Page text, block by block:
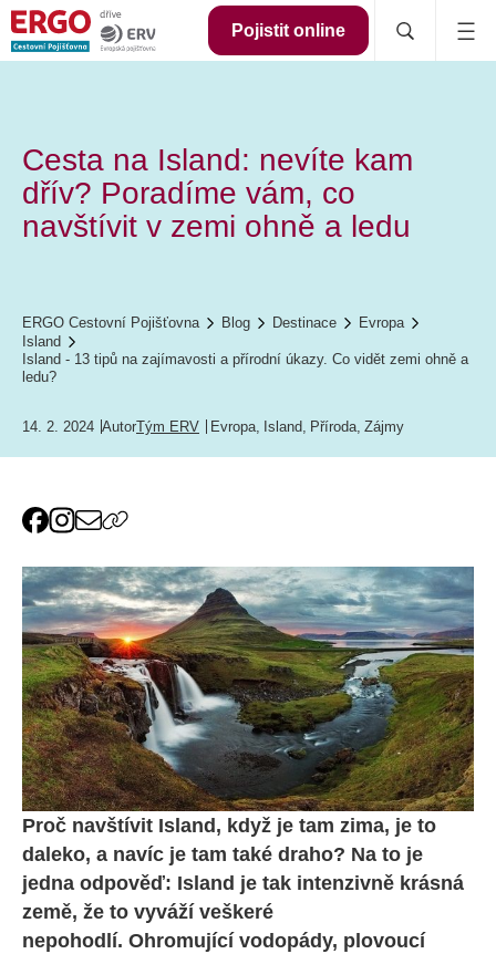
Pojistit online
Cesta na Island: nevíte kam
dřív? Poradíme vám, co
navštívit v zemi ohně a ledu
ERGO Cestovní Pojišťovna Blog Destinace
Evropa
Island
Island - 13 tipů na zajímavosti a přírodní úkazy. Co vidět zemi ohně a
ledu?
14. 2. 2024 AutorTým ERV Evropa, Island, Příroda, Zájmy
Proč navštívit Island, když je tam zima, je to
daleko, a navíc je tam také draho? Na to je
jedna odpověď: Island je tak intenzivně krásná
země, že to vyváží veškeré
nepohodlí. Ohromující vodopády, plovoucí